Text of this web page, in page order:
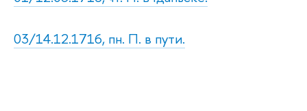
03/14.12.1716, пн. П. в пути.